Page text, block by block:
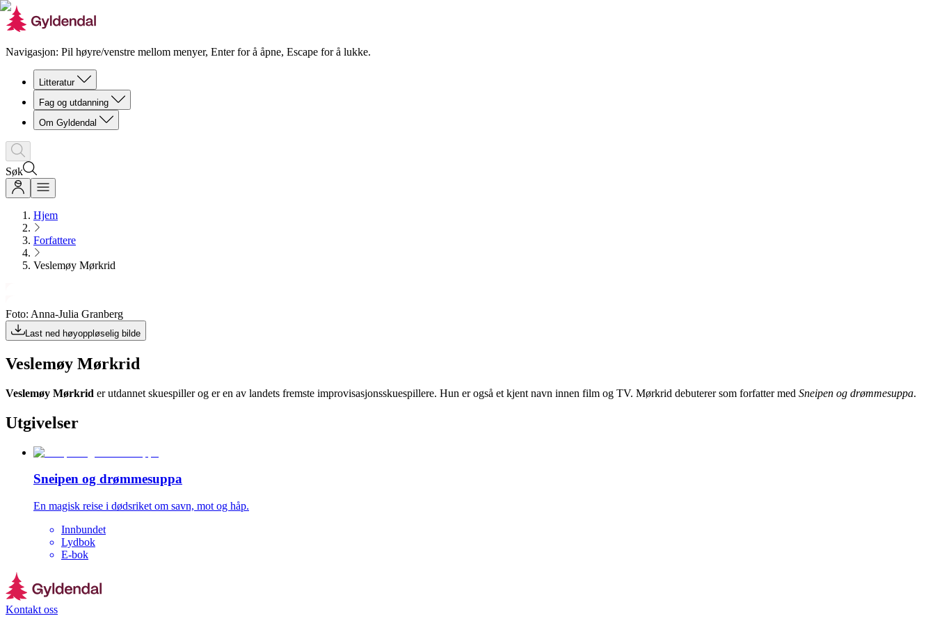
Navigasjon: Pil høyre/venstre mellom menyer, Enter for å åpne, Escape for å lukke.
Litteratur
Fag og utdanning
Om Gyldendal
Søk
Hjem
Forfattere
Veslemøy Mørkrid
Foto: Anna-Julia Granberg
Last ned høyoppløselig bilde
Veslemøy Mørkrid
Veslemøy Mørkrid er utdannet skuespiller og er en av landets fremste improvisasjonsskuespillere. Hun er også et kjent navn innen film og TV. Mørkrid debuterer som forfatter med Sneipen og drømmesuppa.
Utgivelser
Sneipen og drømmesuppa
En magisk reise i dødsriket om savn, mot og håp.
Innbundet
Lydbok
E-bok
Kontakt oss